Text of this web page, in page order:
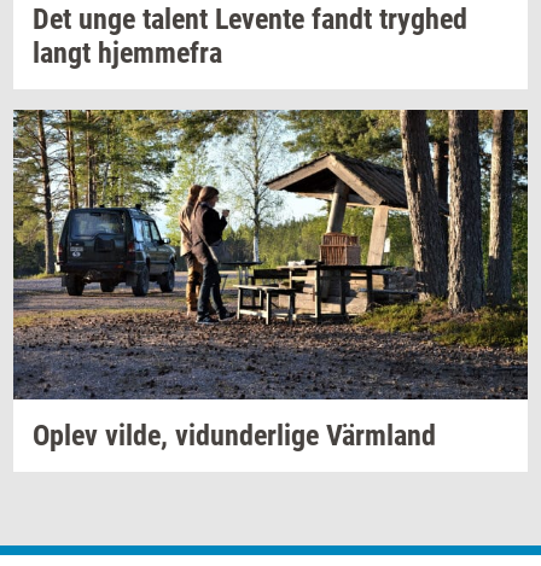
Det unge ta­lent Le­ven­te fandt tryg­hed
langt hjem­me­fra
Oplev vilde, vi­dun­der­li­ge Värmland